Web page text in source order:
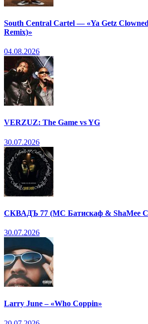
South Central Cartel — «Ya Getz
Remix)»
04.08.2026
VERZUZ: The Game vs YG
30.07.2026
СКВАДЪ 77 (МС Батискаф & ShaMee
30.07.2026
Larry June – «Who Coppin»